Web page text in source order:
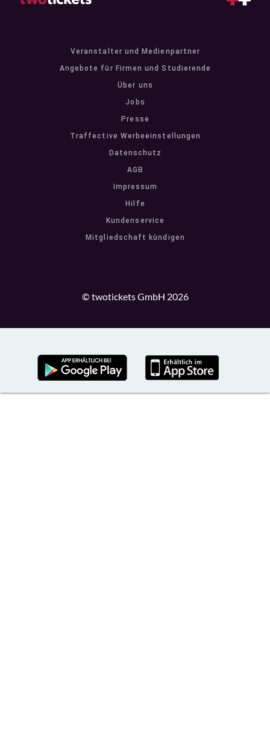
Veranstalter und Medienpartner
Angebote für Firmen und Studierende
Über uns
Jobs
Presse
Traffective Werbeeinstellungen
Datenschutz
AGB
Impressum
Hilfe
Kundenservice
Mitgliedschaft kündigen
© twotickets GmbH 2026